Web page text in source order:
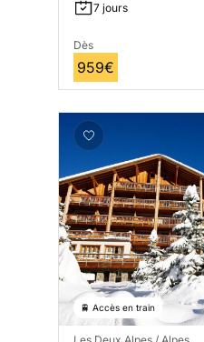
7 jours
Dès
959€
🚆 Accès en train